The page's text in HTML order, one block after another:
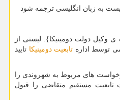
به زبان انگلیسی ترجمه شود
ی وکیل دولت دومینیکا}: لیستی از
توسط اداره تابعیت دومینیکا تایید
های مربوط به شهروندی را
تابعیت مستقیم متقاضی را قبول